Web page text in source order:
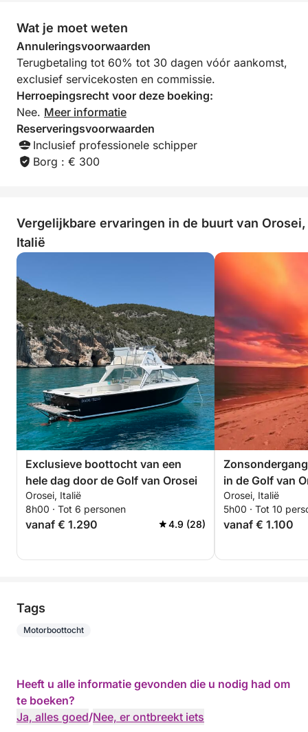
Wat je moet weten
Annuleringsvoorwaarden
Terugbetaling tot 60% tot 30 dagen vóór aankomst,
exclusief servicekosten en commissie.
Herroepingsrecht voor deze boeking:
Nee. Meer informatie
Reserveringsvoorwaarden
Inclusief professionele schipper
Borg : € 300
Vergelijkbare ervaringen in de buurt van Orosei,
Italië
Exclusieve boottocht van een
hele dag door de Golf van Orosei
Orosei, Italië
8h00 · Tot 6 personen
vanaf € 1.290 4.9 (28)
in de Golf van
aan boord en
Orosei, Italië
5h00 · Tot 10
vanaf € 1.100
Tags
Motorboottocht
Heeft u alle informatie gevonden die u nodig had om
te boeken?
Ja, alles goed/Nee, er ontbreekt iets